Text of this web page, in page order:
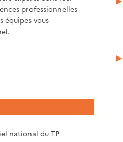
professionnelles
équipes vous
national du TP